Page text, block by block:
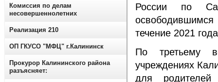
России по
течение 2021
По третьему
учреждениях
для родителей
Комиссия по делам
несовершеннолетних
Реализация 210
ОП ГКУСО "МФЦ" г.Калининск
Прокурор Калининского района
разъясняет: